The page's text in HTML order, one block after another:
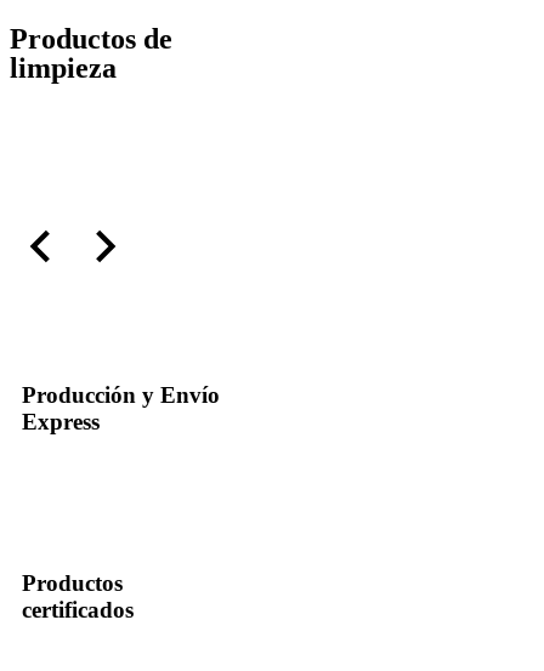
Productos de
limpieza
Producción y Envío
Express
Productos
certificados